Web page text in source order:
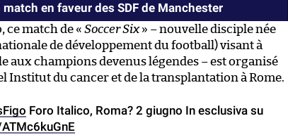
en faveur des SDF de Manchester
ce match de « Soccer Six» – nouvelle disciple née
de développement du football) visant à
champions devenus légendes – est organisé
du cancer et de la transplantation à Rome.
Foro Italico, Roma? 2 giugno In esclusiva su